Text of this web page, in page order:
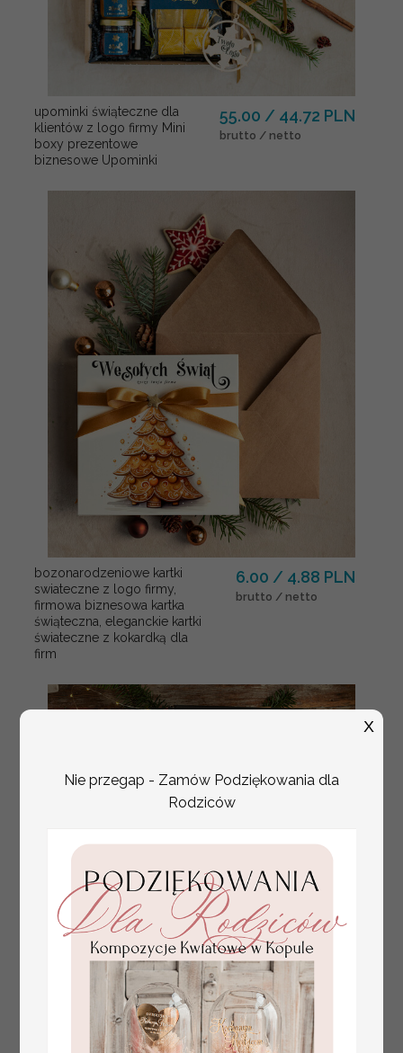
upominki świąteczne dla
klientów z logo firmy Mini
boxy prezentowe
biznesowe Upominki
55.00 / 44.72 PLN
brutto / netto
bozonarodzeniowe kartki
swiateczne z logo firmy,
firmowa biznesowa kartka
świąteczna, eleganckie kartki
świateczne z kokardką dla
firm
6.00 / 4.88 PLN
brutto / netto
Nie przegap - Zamów Podziękowania dla
Rodziców
X